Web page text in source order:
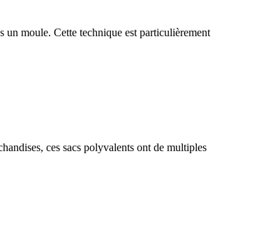
moule. Cette technique est particulièrement
ces sacs polyvalents ont de multiples